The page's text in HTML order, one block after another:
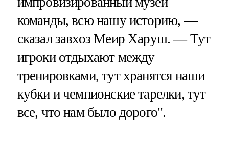
команды, всю нашу историю, —
сказал завхоз Меир Харуш. — Тут
игроки отдыхают между
тренировками, тут хранятся наши
кубки и чемпионские тарелки, тут
все, что нам было дорого".